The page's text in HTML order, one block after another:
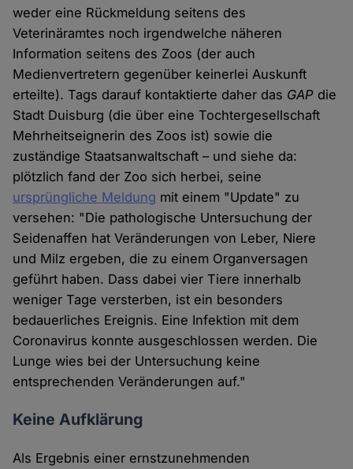
weder eine Rückmeldung seitens des
Veterinäramtes noch irgendwelche näheren
Information seitens des Zoos (der auch
Medienvertretern gegenüber keinerlei Auskunft
erteilte). Tags darauf kontaktierte daher das GAP die
Stadt Duisburg (die über eine Tochtergesellschaft
Mehrheitseignerin des Zoos ist) sowie die
zuständige Staatsanwaltschaft – und siehe da:
plötzlich fand der Zoo sich herbei, seine
ursprüngliche Meldung mit einem "Update" zu
versehen: "Die pathologische Untersuchung der
Seidenaffen hat Veränderungen von Leber, Niere
und Milz ergeben, die zu einem Organversagen
geführt haben. Dass dabei vier Tiere innerhalb
weniger Tage versterben, ist ein besonders
bedauerliches Ereignis. Eine Infektion mit dem
Coronavirus konnte ausgeschlossen werden. Die
Lunge wies bei der Untersuchung keine
entsprechenden Veränderungen auf."
Keine Aufklärung
Als Ergebnis einer ernstzunehmenden